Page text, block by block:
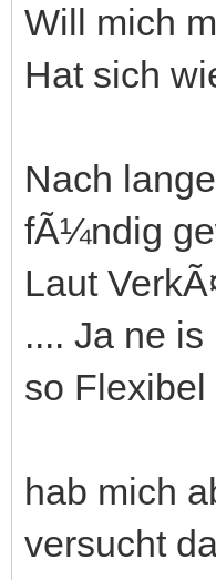
Will mich
Hat sich
Nach
fÃ¼ndig
Laut
.... Ja ne
so
hab mich
versucht